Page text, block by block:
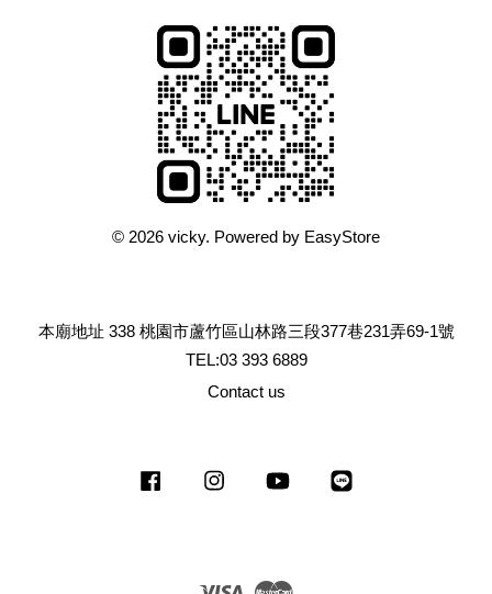
© 2026 vicky. Powered by EasyStore
本廟地址 338 桃園市蘆竹區山林路三段377巷231弄69-1號
TEL:03 393 6889
Contact us
Facebook Instagram YouTube
Visa